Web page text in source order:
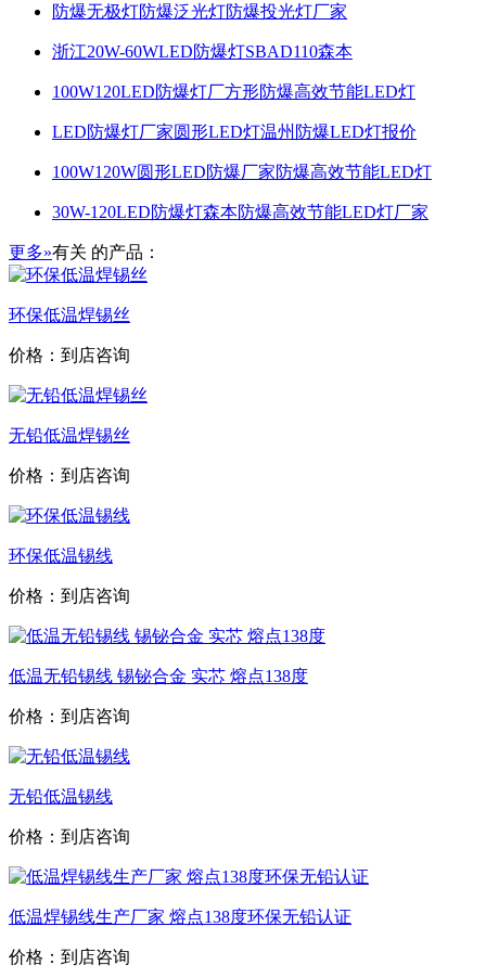
防爆无极灯防爆泛光灯防爆投光灯厂家
浙江20W-60WLED防爆灯SBAD110森本
100W120LED防爆灯厂方形防爆高效节能LED灯
LED防爆灯厂家圆形LED灯温州防爆LED灯报价
100W120W圆形LED防爆厂家防爆高效节能LED灯
30W-120LED防爆灯森本防爆高效节能LED灯厂家
更多»有关 的产品：
环保低温焊锡丝
价格：到店咨询
无铅低温焊锡丝
价格：到店咨询
环保低温锡线
价格：到店咨询
低温无铅锡线 锡铋合金 实芯 熔点138度
价格：到店咨询
无铅低温锡线
价格：到店咨询
低温焊锡线生产厂家 熔点138度环保无铅认证
价格：到店咨询